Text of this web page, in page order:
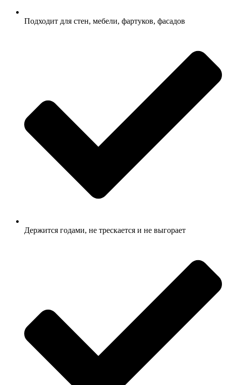
Подходит для стен, мебели, фартуков, фасадов
Держится годами, не трескается и не выгорает